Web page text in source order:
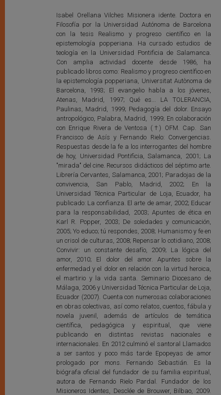
Isabel Orellana Vilches Misionera idente. Doctora en
Filosofía por la Universidad Autónoma de Barcelona
con la tesis Realismo y progreso científico en la
epistemología popperiana. Ha cursado estudios de
teología en la Universidad Pontificia de Salamanca.
Con amplia actividad docente desde 1986, ha
publicado libros como: Realismo y progreso científico en
la epistemología popperiana, Universitat Autònoma de
Barcelona, 1993; El evangelio habla a los jóvenes,
Atenas, Madrid, 1997; Qué es... LA TOLERANCIA,
Paulinas, Madrid, 1999; Pedagogía del dolor. Ensayo
antropológico, Palabra, Madrid, 1999; En colaboración
con Enrique Rivera de Ventosa (†) OFM. Cap. San
Francisco de Asís y Fernando Rielo: Convergencias.
Respuestas desde la fe a los interrogantes del hombre
de hoy, Universidad Pontificia, Salamanca, 2001; La
"mirada" del cine. Recursos didácticos del séptimo arte.
Librería Cervantes, Salamanca, 2001; Paradojas de la
convivencia, San Pablo, Madrid, 2002; En la
Universidad Técnica Particular de Loja, Ecuador, ha
publicado: La confianza. El arte de amar, 2002; Educar
para la responsabilidad, 2003; Apuntes de ética en
Karl R. Popper, 2003; De soledades y comunicación,
2005; Yo educo; tú respondes, 2008; Humanismo y fe en
un crisol de culturas, 2008; Repensar lo cotidiano, 2008;
Convivir: un constante desafío, 2009; La lógica del
amor, 2010; El dolor del amor. Apuntes sobre la
enfermedad y el dolor en relación con la virtud heroica,
el martirio y la vida santa. Seminario Diocesano de
Málaga, 2006 y Universidad Técnica Particular de Loja,
Ecuador (2007). Cuenta con numerosas colaboraciones
en obras colectivas, así como relatos, cuentos, fábula y
novela juvenil, además de artículos de temática
científica, pedagógica y espiritual, que viene
publicando en distintas revistas nacionales e
internacionales. En 2012 culminó el santoral Llamados
a ser santos y poco más tarde Epopeyas de amor
prologado por mons. Fernando Sebastián. Es la
biógrafa oficial del fundador de su familia espiritual,
autora de Fernando Rielo Pardal. Fundador de los
Misioneros Identes, Desclée de Brouwer, Bilbao, 2009.